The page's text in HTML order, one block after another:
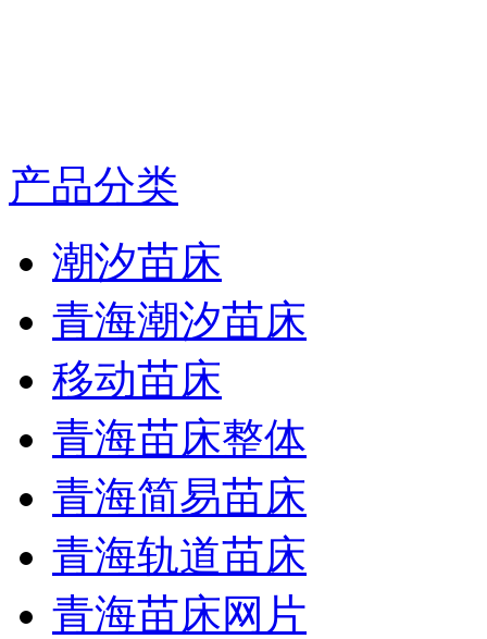
产品分类
潮汐苗床
青海潮汐苗床
移动苗床
青海苗床整体
青海简易苗床
青海轨道苗床
青海苗床网片